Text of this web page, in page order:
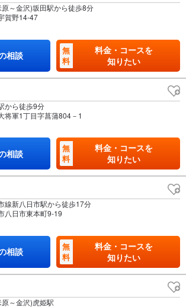
～金沢)坂田駅から徒歩8分
賀野14-47
相談
無
料
料金・コースを
知りたい
から徒歩9分
将軍1丁目字菖蒲804－1
相談
無
料
料金・コースを
知りたい
線新八日市駅から徒歩17分
八日市東本町9-19
相談
無
料
料金・コースを
知りたい
～金沢)虎姫駅